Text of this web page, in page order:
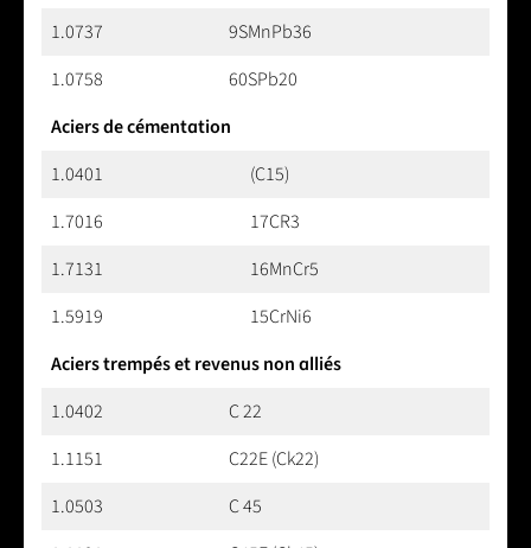
1.0737
9SMnPb36
1.0758
60SPb20
Aciers de cémentation
1.0401
(C15)
1.7016
17CR3
1.7131
16MnCr5
1.5919
15CrNi6
Aciers trempés et revenus non alliés
1.0402
C 22
1.1151
C22E (Ck22)
1.0503
C 45